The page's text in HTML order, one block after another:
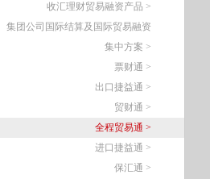
收汇理财贸易融资产品 >
集团公司国际结算及国际贸易融资
集中方案 >
票财通 >
出口捷益通 >
贸财通 >
全程贸易通 >
进口捷益通 >
保汇通 >